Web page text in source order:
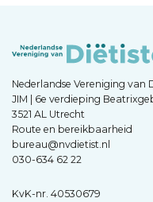
Nederlandse Vereniging van
JIM | 6e verdieping
3521 AL Utrecht
Route en bereikbaarheid
bureau@nvdietist.nl
030-634 62 22
KvK-nr. 40530679